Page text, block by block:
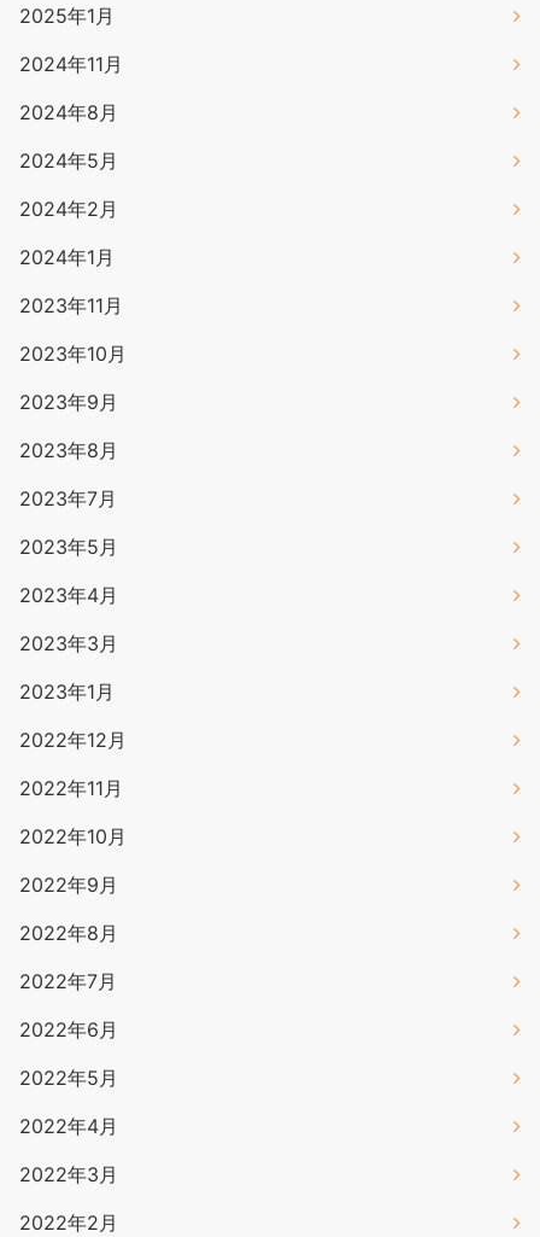
2025年1月
2024年11月
2024年8月
2024年5月
2024年2月
2024年1月
2023年11月
2023年10月
2023年9月
2023年8月
2023年7月
2023年5月
2023年4月
2023年3月
2023年1月
2022年12月
2022年11月
2022年10月
2022年9月
2022年8月
2022年7月
2022年6月
2022年5月
2022年4月
2022年3月
2022年2月